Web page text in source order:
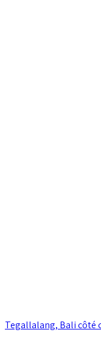
Tegallalang, Bali côté